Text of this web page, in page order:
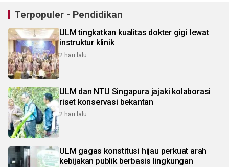
Terpopuler - Pendidikan
ULM tingkatkan kualitas dokter gigi lewat
instruktur klinik
2 hari lalu
ULM dan NTU Singapura jajaki kolaborasi
riset konservasi bekantan
2 hari lalu
ULM gagas konstitusi hijau perkuat arah
kebijakan publik berbasis lingkungan